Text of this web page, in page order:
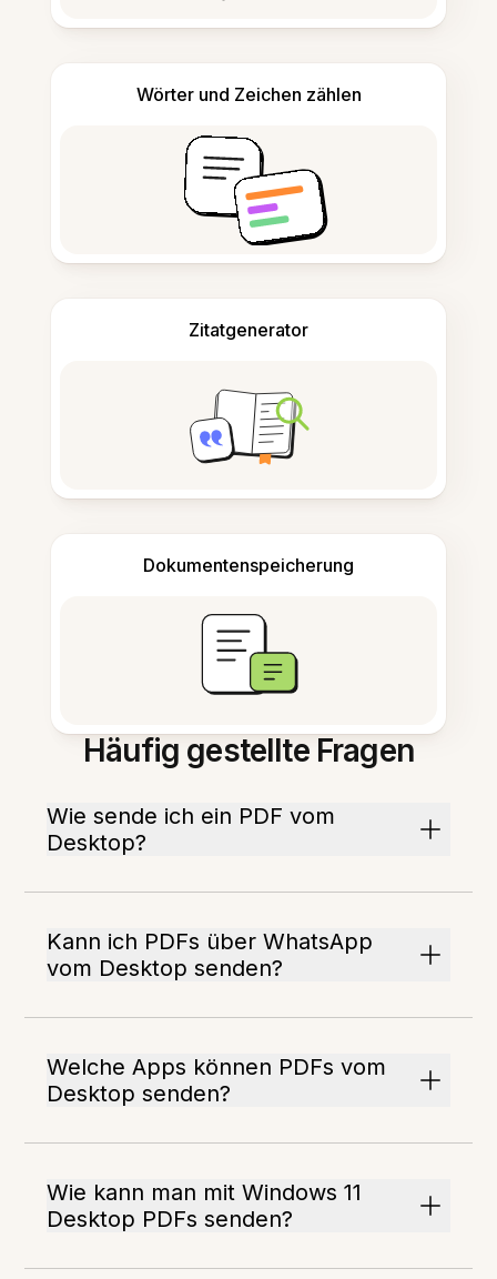
Wörter und Zeichen zählen
Zitatgenerator
Dokumentenspeicherung
Häufig gestellte Fragen
Wie sende ich ein PDF vom
Desktop?
Kann ich PDFs über WhatsApp
vom Desktop senden?
Welche Apps können PDFs vom
Desktop senden?
Wie kann man mit Windows 11
Desktop PDFs senden?